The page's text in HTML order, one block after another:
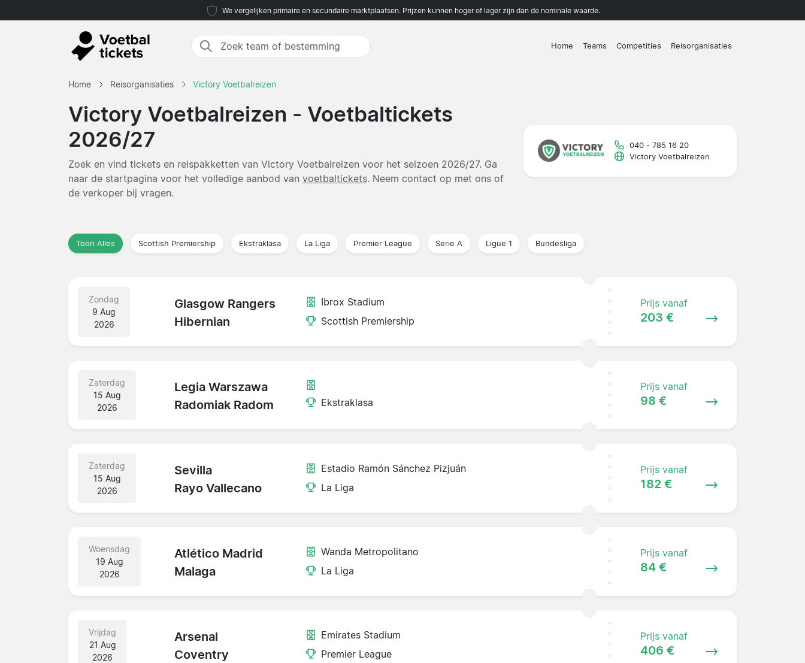
We vergelijken primaire en secundaire marktplaatsen. Prijzen kunnen hoger of lager zijn dan de nominale waarde.
Home Teams Competities Reisorganisaties
Home Reisorganisaties Victory Voetbalreizen
Victory Voetbalreizen - Voetbaltickets
2026/27
Zoek en vind tickets en reispakketten van Victory Voetbalreizen voor het seizoen 2026/27. Ga
naar de startpagina voor het volledige aanbod van voetbaltickets. Neem contact op met ons of
de verkoper bij vragen.
040 - 785 16 20
Victory Voetbalreizen
Toon Alles Scottish Premiership Ekstraklasa La Liga Premier League Serie A Ligue 1 Bundesliga
Glasgow Rangers
Hibernian
Zondag
9 Aug
2026
Ibrox Stadium
Scottish Premiership
Prijs vanaf
203 €
Legia Warszawa
Radomiak Radom
Zaterdag
15 Aug
2026
Ekstraklasa
Prijs vanaf
98 €
Sevilla
Rayo Vallecano
Zaterdag
15 Aug
2026
Estadio Ramón Sánchez Pizjuán
La Liga
Prijs vanaf
182 €
Atlético Madrid
Malaga
Woensdag
19 Aug
2026
Wanda Metropolitano
La Liga
Prijs vanaf
84 €
Arsenal
Coventry
Vrijdag
21 Aug
2026
Emirates Stadium
Premier League
Prijs vanaf
406 €